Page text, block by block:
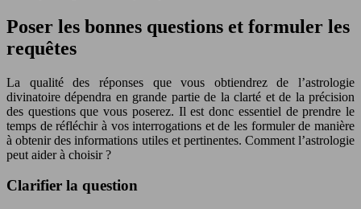
Poser les bonnes questions et formuler les
requêtes
La qualité des réponses que vous obtiendrez de l’astrologie
divinatoire dépendra en grande partie de la clarté et de la précision
des questions que vous poserez. Il est donc essentiel de prendre le
temps de réfléchir à vos interrogations et de les formuler de manière
à obtenir des informations utiles et pertinentes. Comment l’astrologie
peut aider à choisir ?
Clarifier la question